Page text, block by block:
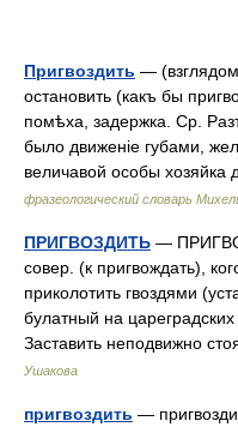
Пригвоздить —
остановить (какъ бы
помѣха, задержка. Ср.
было движеніе губами,
величавой особы
фразеологический словарь
ПРИГВОЗДИТЬ —
совер. (к пригвождать),
приколотить гвоздями
булатный на
Заставить неподвижно
Ушакова
пригвоздить —